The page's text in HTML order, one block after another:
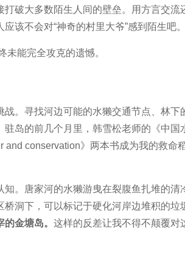
打破大多数陌生人间的壁垒。用方言交流
该不会对“神奇的村里大爷”感到陌生吧
能完全攻克的遗憾。
。寻找河边可能的水獭交通节点、林下
岛的前几个月里，韩雪松老师的《中国
conservation》两本书成为我的救命
。唐家河的水獭游曳在裂腹鱼扎堆的清
洞下，可以标记于硬化河岸边堆积的垃
金塘岛。 这样的反差让我不得不颠覆对